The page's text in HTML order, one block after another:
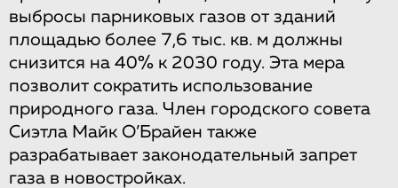
выбросы парниковых газов от зданий
площадью более 7,6 тыс. кв. м должны
снизится на 40% к 2030 году. Эта мера
позволит сократить использование
природного газа. Член городского совета
Сиэтла Майк О’Брайен также
разрабатывает законодательный запрет
газа в новостройках.